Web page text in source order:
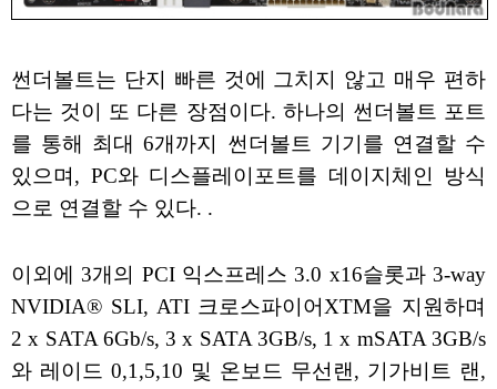
썬더볼트는 단지 빠른 것에 그치지 않고 매우 편하
다는 것이 또 다른 장점이다. 하나의 썬더볼트 포트
를 통해 최대 6개까지 썬더볼트 기기를 연결할 수
있으며, PC와 디스플레이포트를 데이지체인 방식
으로 연결할 수 있다. .
이외에 3개의 PCI 익스프레스 3.0 x16슬롯과 3-way
NVIDIA® SLI, ATI 크로스파이어XTM을 지원하며
2 x SATA 6Gb/s, 3 x SATA 3GB/s, 1 x mSATA 3GB/s
와 레이드 0,1,5,10 및 온보드 무선랜, 기가비트 랜,